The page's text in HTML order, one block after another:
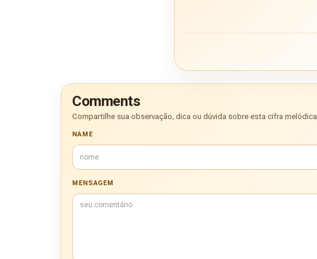
Comments
Compartilhe sua observação, dica ou dúvida sobre esta cifra melódica.
NAME
MENSAGEM